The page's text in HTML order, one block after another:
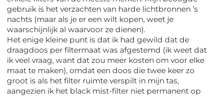
gebruik is het verzachten van harde lichtbronnen ’s
nachts (maar als je er een wilt kopen, weet je
waarschijnlijk al waarvoor ze dienen).
Het enige kleine punt is dat ik had gewild dat de
draagdoos per filtermaat was afgestemd (ik weet dat
ik veel vraag, want dat zou meer kosten om voor elke
maat te maken), omdat een doos die twee keer zo
groot is als het filter ruimte verspilt in mijn tas,
aangezien ik het black mist-filter niet permanent op